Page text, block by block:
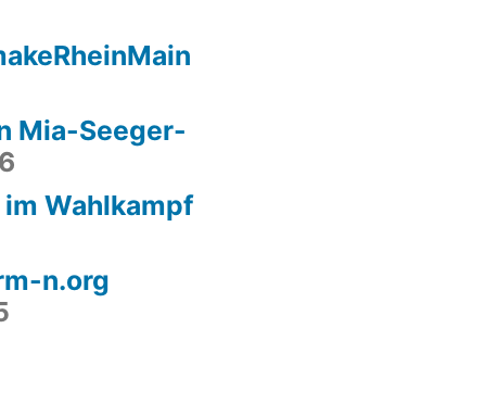
Mia-Seeger-
Wahlkampf
n.org